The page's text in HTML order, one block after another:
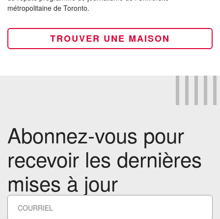
métropolitaine de Toronto.
TROUVER UNE MAISON
Abonnez-vous pour
recevoir les dernières
mises à jour